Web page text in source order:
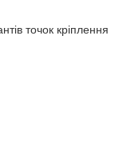
точок кріплення